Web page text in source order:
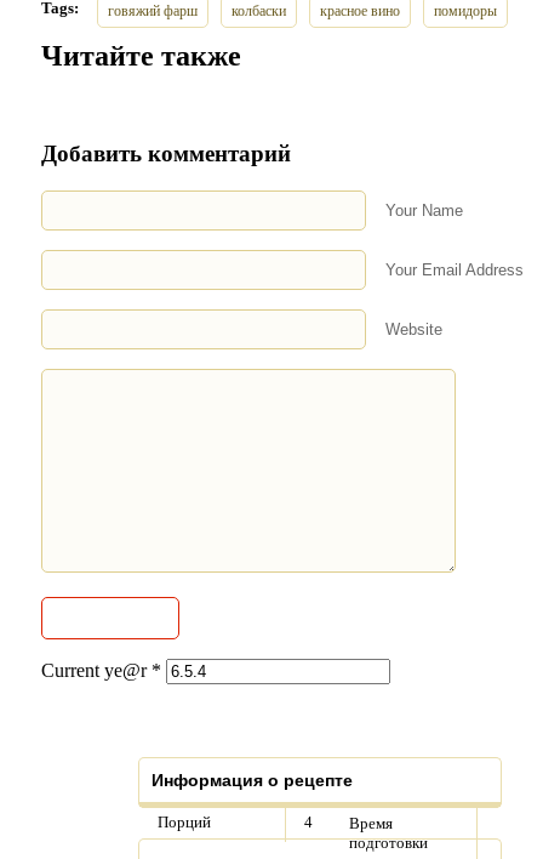
Tags: говяжий фарш колбаски красное вино помидоры
Читайте также
Добавить комментарий
Your Name
Your Email Address
Website
Current ye@r *
Информация о рецепте
Порций 4
Время
подготовки